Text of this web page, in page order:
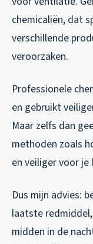
chemicaliën, dat
verschillende
veroorzaken.
Professionele
en gebruikt
Maar zelfs dan
methoden zoals
en veiliger voor je
Dus mijn advies:
laatste
midden in de